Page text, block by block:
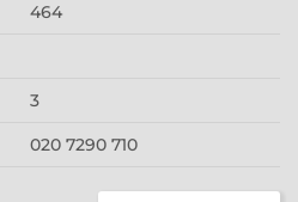
464
3
020 7290 710